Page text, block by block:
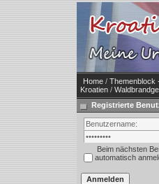
Home / Themenblock
Kroatien /
Registrierte
Beim nächsten
automatisch